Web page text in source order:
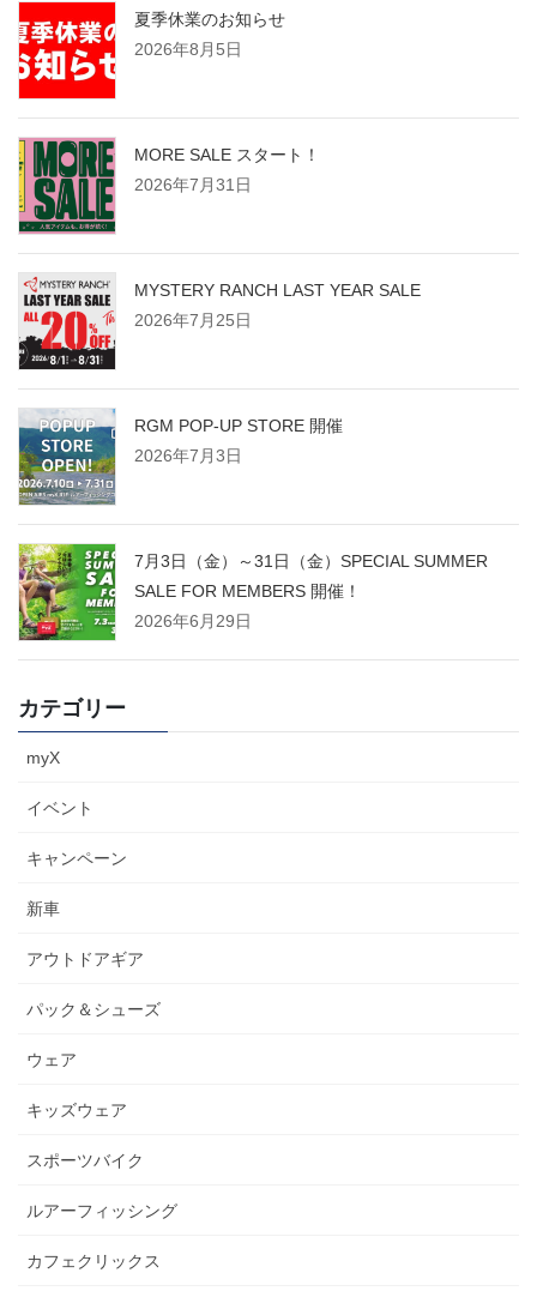
夏季休業のお知らせ
2026年8月5日
MORE SALE スタート！
2026年7月31日
MYSTERY RANCH LAST YEAR SALE
2026年7月25日
RGM POP-UP STORE 開催
2026年7月3日
7月3日（金）～31日（金）SPECIAL SUMMER
SALE FOR MEMBERS 開催！
2026年6月29日
カテゴリー
myX
イベント
キャンペーン
新車
アウトドアギア
パック＆シューズ
ウェア
キッズウェア
スポーツバイク
ルアーフィッシング
カフェクリックス